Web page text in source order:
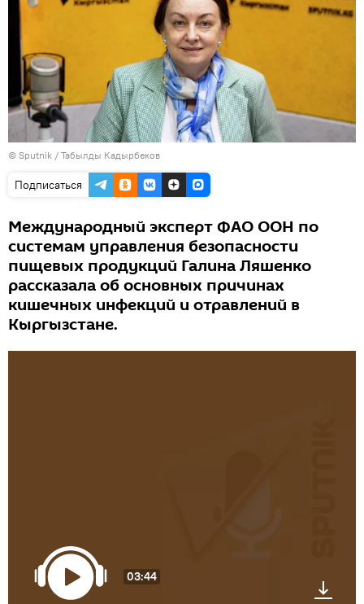
© Sputnik / Табылды Кадырбеков
Подписаться
Международный эксперт ФАО ООН по
системам управления безопасности
пищевых продукций Галина Ляшенко
рассказала об основных причинах
кишечных инфекций и отравлений в
Кыргызстане.
03:44